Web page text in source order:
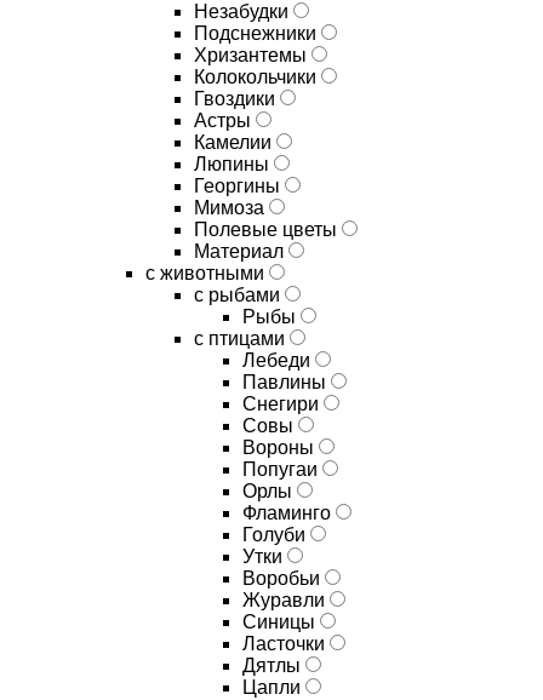
Незабудки
Подснежники
Хризантемы
Колокольчики
Гвоздики
Астры
Камелии
Люпины
Георгины
Мимоза
Полевые цветы
Материал
с животными
с рыбами
Рыбы
с птицами
Лебеди
Павлины
Снегири
Совы
Вороны
Попугаи
Орлы
Фламинго
Голуби
Утки
Воробьи
Журавли
Синицы
Ласточки
Дятлы
Цапли